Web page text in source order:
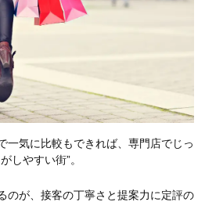
一気に比較もできれば、専門店でじっ
しやすい街”。
のが、接客の丁寧さと提案力に定評の